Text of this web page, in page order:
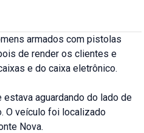
armados com pistolas
de render os clientes e
e do caixa eletrônico.
aguardando do lado de
O veículo foi localizado
Nova.